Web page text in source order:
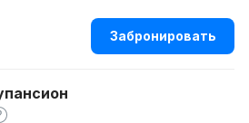
взимается за половину суток.
не взимается. Курить в
запрещено. Проживание с
Забронировать